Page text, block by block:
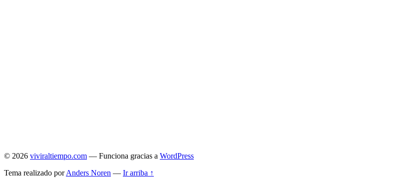
© 2026 viviraltiempo.com — Funciona gracias a WordPress
Tema realizado porAnders Noren — Ir arriba ↑